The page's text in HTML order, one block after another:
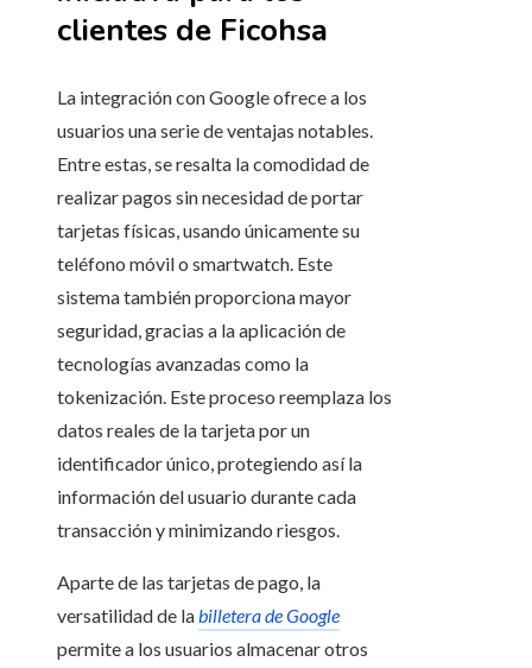
clientes de Ficohsa
La integración con Google ofrece a los
usuarios una serie de ventajas notables.
Entre estas, se resalta la comodidad de
realizar pagos sin necesidad de portar
tarjetas físicas, usando únicamente su
teléfono móvil o smartwatch. Este
sistema también proporciona mayor
seguridad, gracias a la aplicación de
tecnologías avanzadas como la
tokenización. Este proceso reemplaza los
datos reales de la tarjeta por un
identificador único, protegiendo así la
información del usuario durante cada
transacción y minimizando riesgos.
Aparte de las tarjetas de pago, la
versatilidad de la billetera de Google
permite a los usuarios almacenar otros